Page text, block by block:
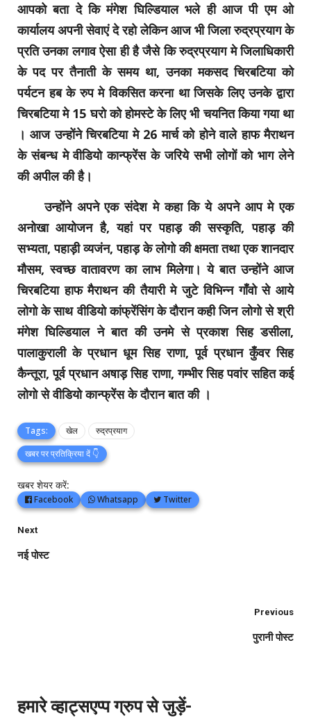
आपको बता दे कि मंगेश घिल्डियाल भले ही आज पी एम ओ
कार्यालय अपनी सेवाएं दे रहो लेकिन आज भी जिला रुद्रप्रयाग के
प्रति उनका लगाव ऐसा ही है जैसे कि रुद्रप्रयाग मे जिलाधिकारी
के पद पर तैनाती के समय था, उनका मकसद चिरबटिया को
पर्यटन हब के रुप मे विकसित करना था जिसके लिए उनके द्वारा
चिरबटिया मे 15 घरो को होमस्टे के लिए भी चयनित किया गया था
। आज उन्होंने चिरबटिया मे 26 मार्च को होने वाले हाफ मैराथन
के संबन्ध मे वीडियो कान्फ्रेंस के जरिये सभी लोगों को भाग लेने
की अपील की है।
उन्होंने अपने एक संदेश मे कहा कि ये अपने आप मे एक
अनोखा आयोजन है, यहां पर पहाड़ की सस्कृति, पहाड़ की
सभ्यता, पहाड़ी व्यजंन, पहाड़ के लोगो की क्षमता तथा एक शानदार
मौसम, स्वच्छ वातावरण का लाभ मिलेगा। ये बात उन्होंने आज
चिरबटिया हाफ मैराथन की तैयारी मे जुटे विभिन्न गाँवो से आये
लोगो के साथ वीडियो कांफ्रेंसिंग के दौरान कही जिन लोगो से श्री
मंगेश घिल्डियाल ने बात की उनमे से प्रकाश सिह डसीला,
पालाकुराली के प्रधान धूम सिह राणा, पूर्व प्रधान कुँवर सिह
कैन्तूरा, पूर्व प्रधान अषाड़ सिह राणा, गम्भीर सिह पवांर सहित कई
लोगो से वीडियो कान्फ्रेंस के दौरान बात की ।
Tags: खेल
रुद्रप्रयाग
खबर पर प्रतिक्रिया दें 👇
खबर शेयर करें:
Facebook Whatsapp Twitter
Next
नई पोस्ट
Previous
पुरानी पोस्ट
हमारे व्हाट्सएप्प ग्रुप से जुड़ें-